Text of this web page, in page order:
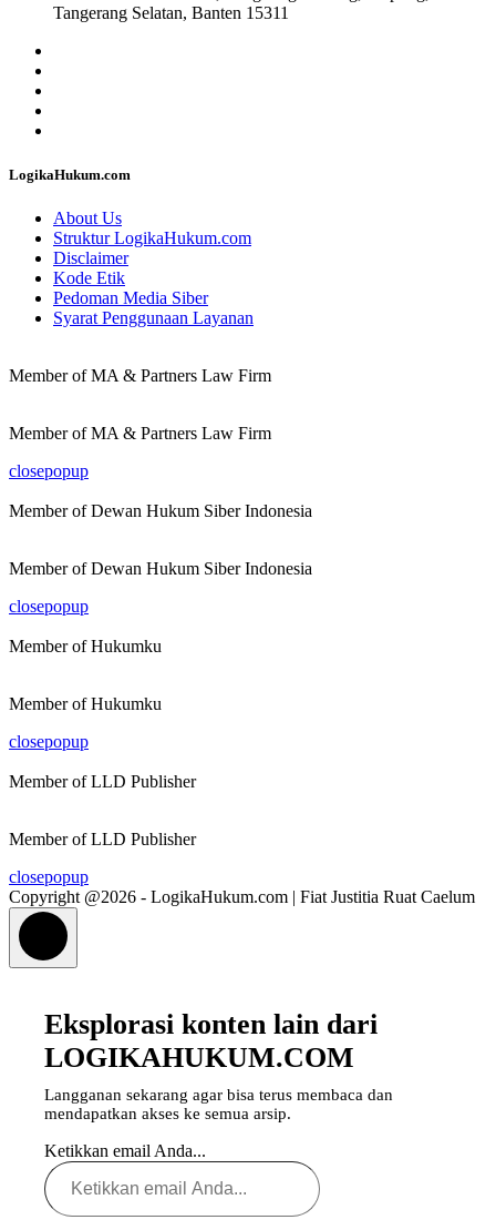
Tangerang Selatan, Banten 15311
LogikaHukum.com
About Us
Struktur LogikaHukum.com
Disclaimer
Kode Etik
Pedoman Media Siber
Syarat Penggunaan Layanan
Member of MA & Partners Law Firm
Member of MA & Partners Law Firm
closepopup
Member of Dewan Hukum Siber Indonesia
Member of Dewan Hukum Siber Indonesia
closepopup
Member of Hukumku
Member of Hukumku
closepopup
Member of LLD Publisher
Member of LLD Publisher
closepopup
Copyright @2026 - LogikaHukum.com | Fiat Justitia Ruat Caelum
Eksplorasi konten lain dari
LOGIKAHUKUM.COM
Langganan sekarang agar bisa terus membaca dan
mendapatkan akses ke semua arsip.
Ketikkan email Anda...